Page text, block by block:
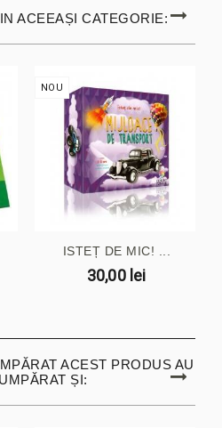
ACEEAȘI CATEGORIE:
NOU
ISTEȚ DE MIC! ...
30,00 lei
ACEST PRODUS AU
ȘI: